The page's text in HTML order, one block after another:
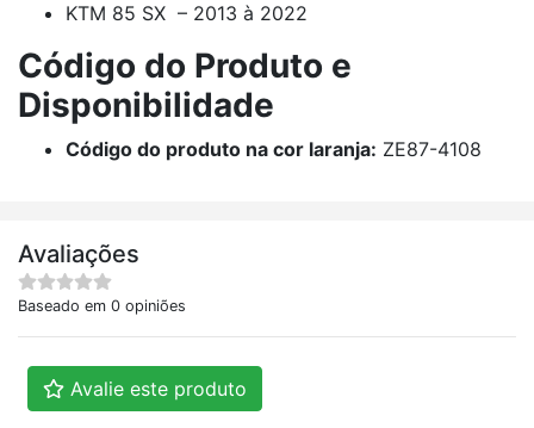
KTM 85 SX – 2013 à 2022
Código do Produto e
Disponibilidade
Código do produto na cor laranja: ZE87-4108
Avaliações
Baseado em 0 opiniões
Avalie este produto